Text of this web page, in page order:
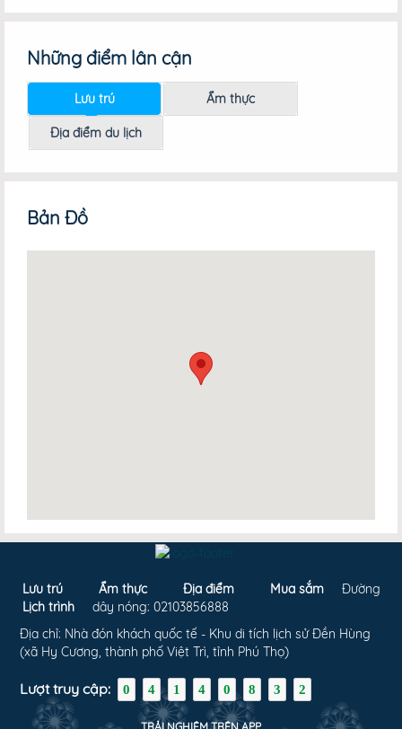
Những điểm lân cận
Lưu trú Ẩm thực
Địa điểm du lịch
Bản Đồ
Lưu trú Ẩm thực Địa điểm
Mua sắm
Lịch trình
Đường
dây nóng: 02103856888
Địa chỉ: Nhà đón khách quốc tế - Khu di tích lịch sử Đền Hùng
(xã Hy Cương, thành phố Việt Trì, tỉnh Phú Thọ)
Lượt truy cập: 0 4 1 4 0 8 3 2
TRẢI NGHIỆM TRÊN APP